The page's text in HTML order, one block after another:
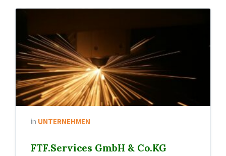
in UNTERNEHMEN
FTF.Services GmbH & Co.KG